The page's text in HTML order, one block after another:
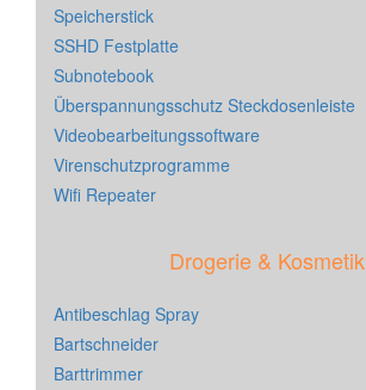
Speicherstick
SSHD Festplatte
Subnotebook
Überspannungsschutz Steckdosenleiste
Videobearbeitungssoftware
Virenschutzprogramme
Wifi Repeater
Drogerie & Kosmetik
Antibeschlag Spray
Bartschneider
Barttrimmer